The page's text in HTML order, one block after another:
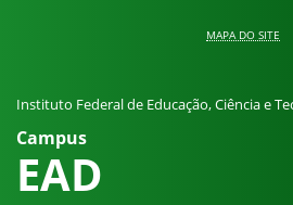
MAPA DO SITE
Instituto Federal de Educação, Ciência e
Campus
EAD